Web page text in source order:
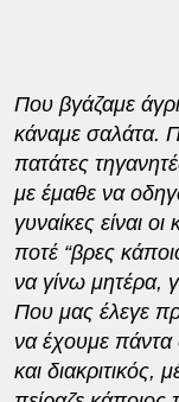
Που βγάζαμε
κάναμε σαλάτα.
πατάτες
με έμαθε να
γυναίκες είναι
ποτέ “βρες
να γίνω μητέρα,
Που μας έλεγε
να έχουμε
και διακριτικός,